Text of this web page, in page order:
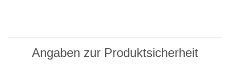
Angaben zur Produktsicherheit